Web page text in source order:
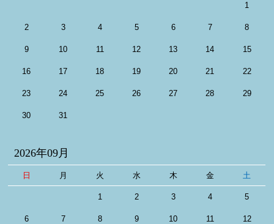
1
2 3 4 5 6 7 8
9 10 11 12 13 14 15
16 17 18 19 20 21 22
23 24 25 26 27 28 29
30 31
2026年09月
日 月 火 水 木 金 土
1 2 3 4 5
6 7 8 9 10 11 12